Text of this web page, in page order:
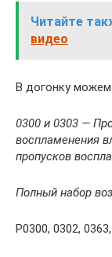
Читайте
видео
В догонку можем
0300 и 0303 —
воспламенения
пропусков
Полный набор
P0300, 0302,